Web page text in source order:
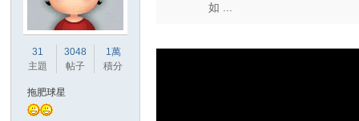
31
主題
3048
帖子
1萬
積分
拖肥球星
如 ...